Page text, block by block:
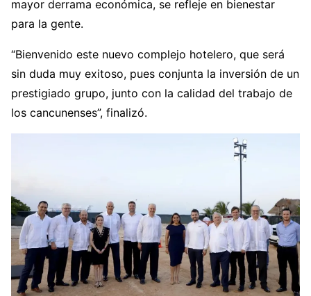
mayor derrama económica, se refleje en bienestar
para la gente.
“Bienvenido este nuevo complejo hotelero, que será
sin duda muy exitoso, pues conjunta la inversión de un
prestigiado grupo, junto con la calidad del trabajo de
los cancunenses”, finalizó.